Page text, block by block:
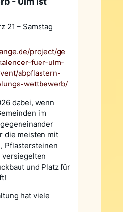
21 – Samstag
project/ge
fuer-ulm-
abpflastern-
wettbewerb/
dabei, wenn
im
die meisten mit
Pflastersteinen
versiegelten
und Platz für
hat viele